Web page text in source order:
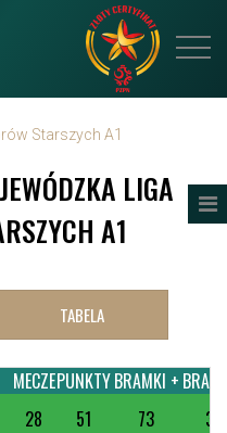
Starszych A1
LIGA
A1
TABELA
MECZEPUNKTYBRAMKI +
28 51 73
33